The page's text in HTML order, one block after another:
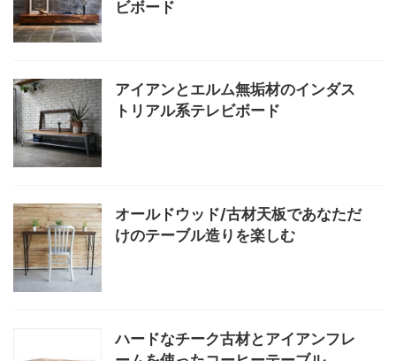
ビボード
アイアンとエルム無垢材のインダス
トリアル系テレビボード
オールドウッド/古材天板であなただ
けのテーブル造りを楽しむ
ハードなチーク古材とアイアンフレ